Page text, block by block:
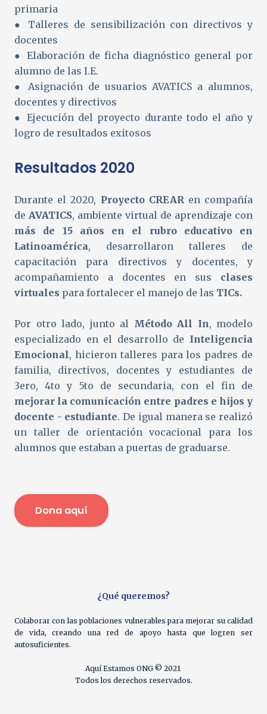
primaria
● Talleres de sensibilización con directivos y
docentes
● Elaboración de ficha diagnóstico general por
alumno de las I.E.
● Asignación de usuarios AVATICS a alumnos,
docentes y directivos
● Ejecución del proyecto durante todo el año y
logro de resultados exitosos
Resultados 2020
Durante el 2020, Proyecto CREAR en compañía
de AVATICS, ambiente virtual de aprendizaje con
más de 15 años en el rubro educativo en
Latinoamérica, desarrollaron talleres de
capacitación para directivos y docentes, y
acompañamiento a docentes en sus clases
virtuales para fortalecer el manejo de las TICs.
Por otro lado, junto al Método All In, modelo
especializado en el desarrollo de Inteligencia
Emocional, hicieron talleres para los padres de
familia, directivos, docentes y estudiantes de
3ero, 4to y 5to de secundaria, con el fin de
mejorar la comunicación entre padres e hijos y
docente - estudiante. De igual manera se realizó
un taller de orientación vocacional para los
alumnos que estaban a puertas de graduarse.
Dona aquí
¿Qué queremos?
Colaborar con las poblaciones vulnerables para mejorar su calidad
de vida, creando una red de apoyo hasta que logren ser
autosuficientes.
Aquí Estamos ONG © 2021
Todos los derechos reservados.